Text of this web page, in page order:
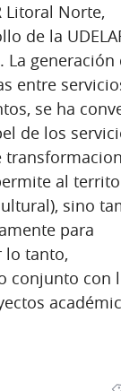
Litoral Norte,
de la
La generación
entre
se ha
de los
al
sino
para
lo tanto,
conjunto con